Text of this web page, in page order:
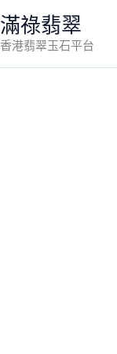
滿祿翡翠
香港翡翠玉石平台